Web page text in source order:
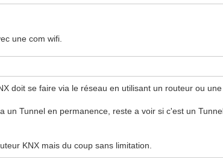
une com wifi.
doit se faire via le réseau en utilisant un routeur ou une
Tunnel en permanence, reste a voir si c'est un
KNX mais du coup sans limitation.